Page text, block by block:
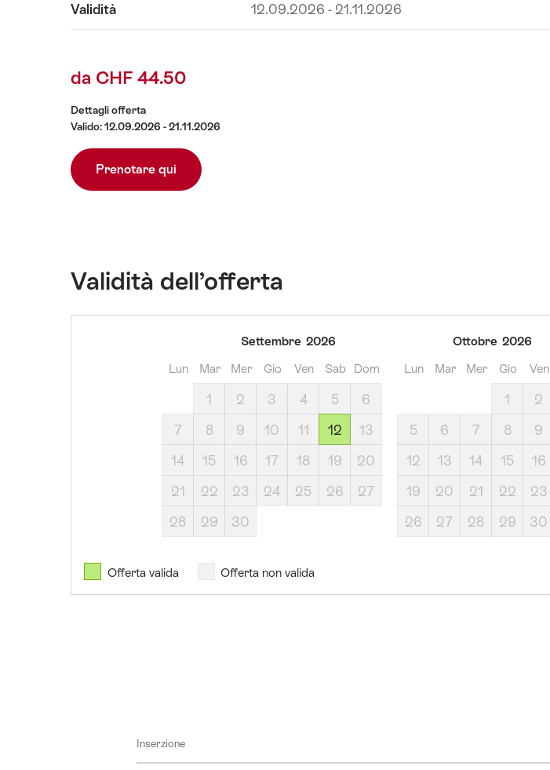
contenuti
Validità 12.09.2026 - 21.11.2026
da CHF 44.50
Dettagli offerta
Valido: 12.09.2026 - 21.11.2026
Prenotare qui
Validità dell’offerta
2026
sabato,
Settembre 2026
Lun Mar Mer Gio Ven Sab Dom
1 2 3 4 5
6
7
8 9 10 11 12
13
14
15 16 17 18 19
20
21
22 23 24 25 26
27
28
29 30
Ottobre 2026
Lun Mar Mer Gio Ven
1 2
5
6 7 8 9
12
13 14 15 16
19
20 21 22 23
26
27 28 29 30
Offerta valida Offerta non valida
Inserzione